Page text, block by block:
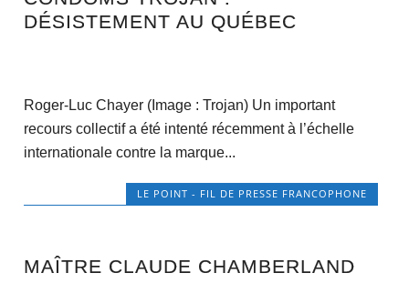
DÉSISTEMENT AU QUÉBEC
Roger-Luc Chayer (Image : Trojan) Un important
recours collectif a été intenté récemment à l’échelle
internationale contre la marque...
LE POINT - FIL DE PRESSE FRANCOPHONE
MAÎTRE CLAUDE CHAMBERLAND